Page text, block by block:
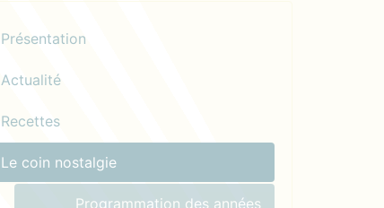
Présentation
Actualité
Recettes
Le coin nostalgie
Programmation des années